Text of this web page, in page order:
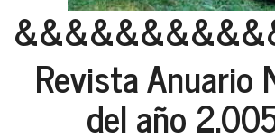
Revista Anuario
del año